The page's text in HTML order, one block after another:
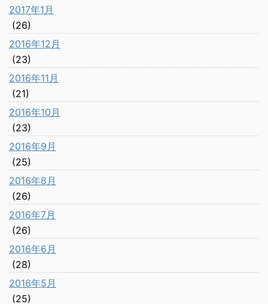
2017年1月
(26)
2016年12月
(23)
2016年11月
(21)
2016年10月
(23)
2016年9月
(25)
2016年8月
(26)
2016年7月
(26)
2016年6月
(28)
2016年5月
(25)